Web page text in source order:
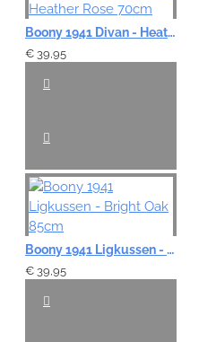
Boony 1941 Divan - Heather Rose 70cm
€ 39,95
Boony 1941 Ligkussen - Bright Oak 85cm
€ 39,95